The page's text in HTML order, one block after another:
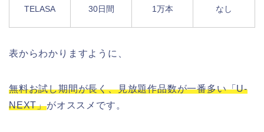
TELASA 30日間 1万本 なし
表からわかりますように、
無料お試し期間が長く、見放題作品数が一番多い「U-
NEXT」がオススメです。